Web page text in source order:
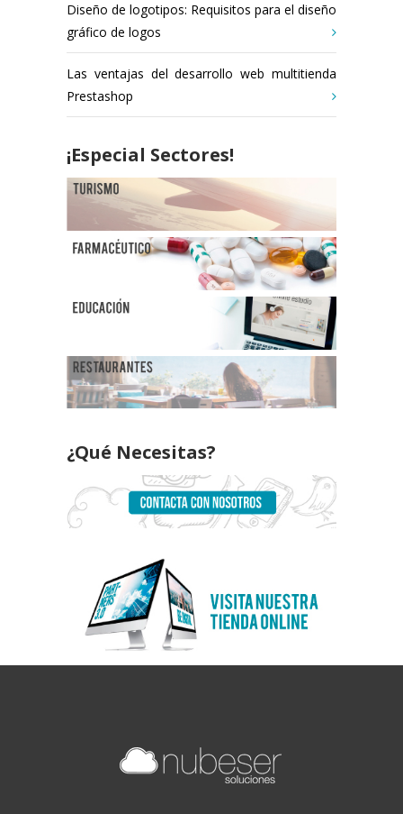
Diseño de logotipos: Requisitos para el diseño
gráfico de logos
Las ventajas del desarrollo web multitienda
Prestashop
¡Especial Sectores!
¿Qué Necesitas?